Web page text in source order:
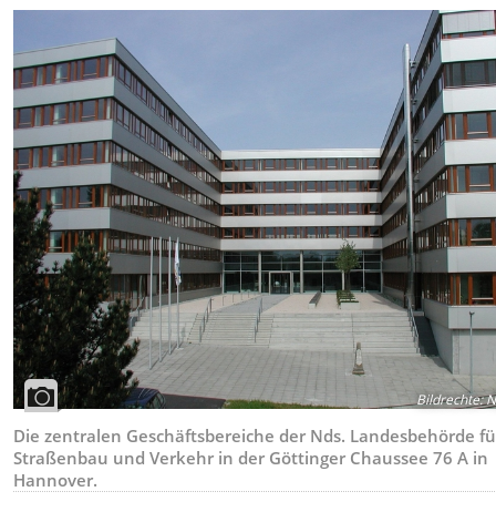
Bildrechte:
Die zentralen Geschäftsbereiche der Nds. Landesbehörde
Straßenbau und Verkehr in der Göttinger Chaussee 76 A in
Hannover.